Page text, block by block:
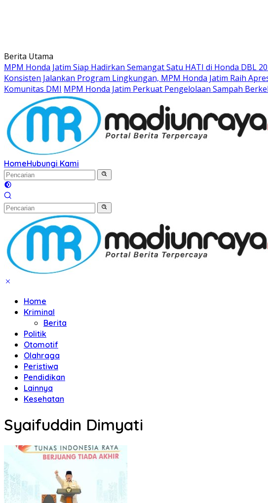
Berita Utama
MPM Honda Jatim Siap Hadirkan Semangat Satu HATI di Honda DBL
Konsisten Jalankan Program Lingkungan, MPM Honda Jatim Raih
Komunitas DMI MPM Honda Jatim Perkuat Pengelolaan Sampah
HomeHubungi Kami
Home
Kriminal
Berita
Politik
Otomotif
Olahraga
Peristiwa
Pendidikan
Lainnya
Kesehatan
Syaifuddin Dimyati